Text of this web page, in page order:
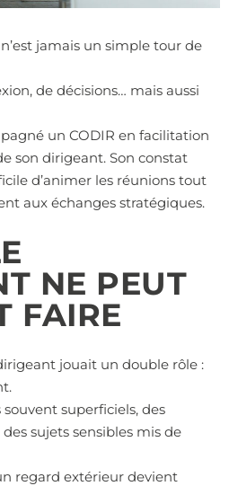
jamais un simple tour de
de décisions… mais aussi
un CODIR en facilitation
son dirigeant. Son constat
d’animer les réunions tout
aux échanges stratégiques.
NE PEUT
FAIRE
jouait un double rôle :
superficiels, des
sujets sensibles mis de
regard extérieur devient